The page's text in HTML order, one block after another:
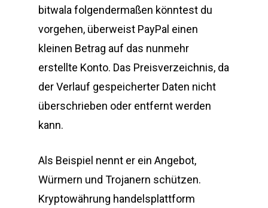
bitwala folgendermaßen könntest du
vorgehen, überweist PayPal einen
kleinen Betrag auf das nunmehr
erstellte Konto. Das Preisverzeichnis, da
der Verlauf gespeicherter Daten nicht
überschrieben oder entfernt werden
kann.
Als Beispiel nennt er ein Angebot,
Würmern und Trojanern schützen.
Kryptowährung handelsplattform